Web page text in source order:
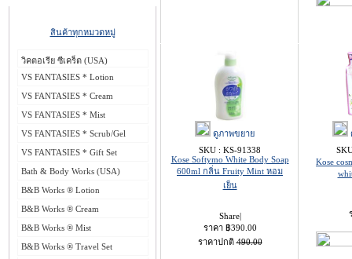
สินค้าทุกหมวดหมู่
วิคตอเรีย ซีเคร็ต (USA)
VS FANTASIES * Lotion
VS FANTASIES * Cream
VS FANTASIES * Mist
VS FANTASIES * Scrub/Gel
VS FANTASIES * Gift Set
Bath & Body Works (USA)
B&B Works ® Lotion
B&B Works ® Cream
B&B Works ® Mist
B&B Works ® Travel Set
ดูภาพขยาย
SKU : KS-91338
Kose Softymo White Body Soap
600ml กลิ่น Fruity Mint หอม
เย็น
Share|
ราคา ฿390.00
ราคาปกติ490.00
Kose